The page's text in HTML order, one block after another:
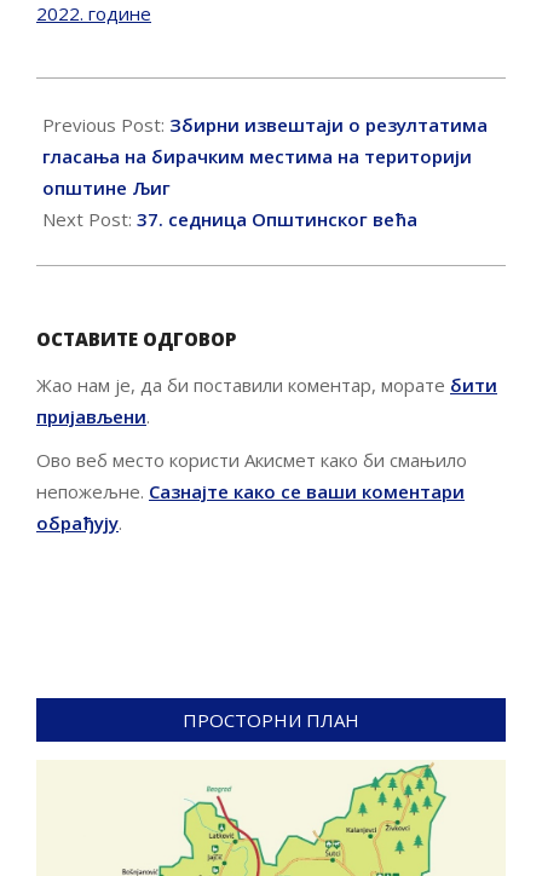
2022. године
04-
28
Previous Post: Збирни извештаји о резултатима
гласања на бирачким местима на територији
општине Љиг
Next Post: 37. седница Општинског већа
ОСТАВИТЕ ОДГОВОР
Жао нам је, да би поставили коментар, морате бити
пријављени.
Ово веб место користи Акисмет како би смањило
непожељне. Сазнајте како се ваши коментари
обрађују.
ПРОСТОРНИ ПЛАН